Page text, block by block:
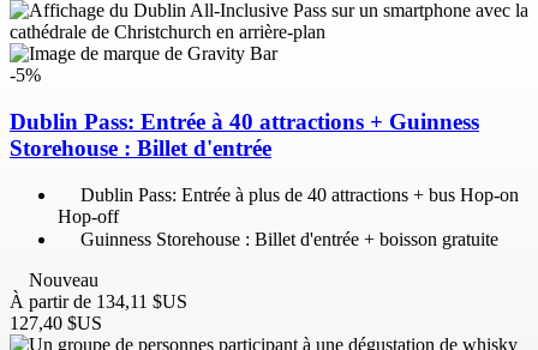
-5%
Dublin Pass: Entrée à 40 attractions + Guinness
Storehouse : Billet d'entrée
Dublin Pass: Entrée à plus de 40 attractions + bus Hop-on
Hop-off
Guinness Storehouse : Billet d'entrée + boisson gratuite
Nouveau
À partir de 134,11 $US
127,40 $US